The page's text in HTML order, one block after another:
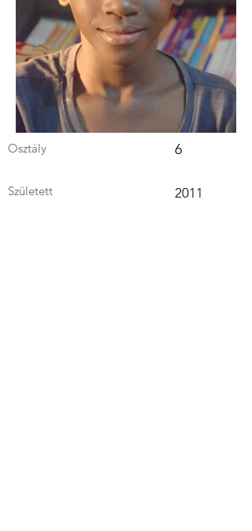
Osztály 6
Született 2011